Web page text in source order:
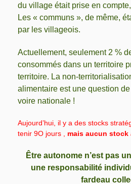
du village était prise en
Les « communs », de même,
par les villageois.
Actuellement, seulement 2 %
consommés dans un territoire
territoire. La non-
alimentaire est une question
voire nationale !
Aujourd’hui, il y a des stocks
tenir 9O jours , mais aucun stock
Être autonome n’est pas
une responsabilité
fardeau